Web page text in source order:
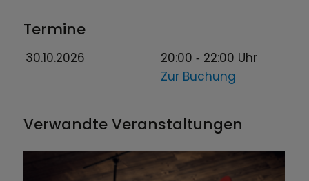
Termine
30.10.2026 20:00 ‐ 22:00 Uhr
Zur Buchung
Verwandte Veranstaltungen